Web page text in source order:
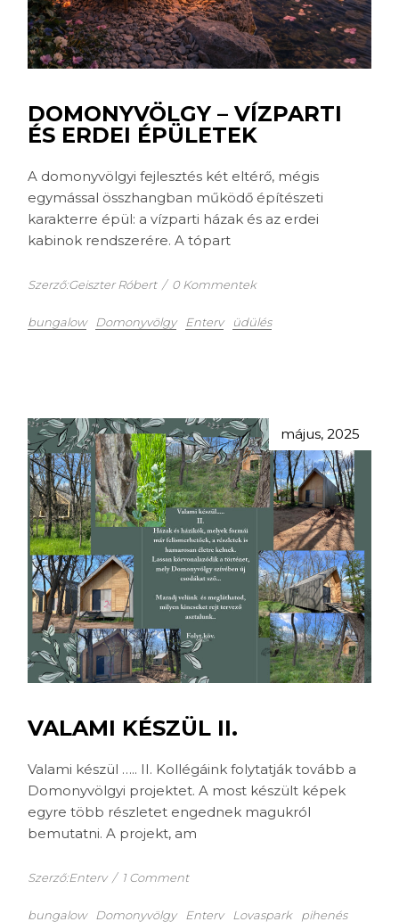
DOMONYVÖLGY – VÍZPARTI
ÉS ERDEI ÉPÜLETEK
A domonyvölgyi fejlesztés két eltérő, mégis
egymással összhangban működő építészeti
karakterre épül: a vízparti házak és az erdei
kabinok rendszerére. A tópart
Szerző:Geiszter Róbert / 0 Kommentek
bungalow Domonyvölgy Enterv üdülés
május, 2025
VALAMI KÉSZÜL II.
Valami készül ….. II. Kollégáink folytatják tovább a
Domonyvölgyi projektet. A most készült képek
egyre több részletet engednek magukról
bemutatni. A projekt, am
Szerző:Enterv / 1 Comment
bungalow Domonyvölgy Enterv Lovaspark pihenés